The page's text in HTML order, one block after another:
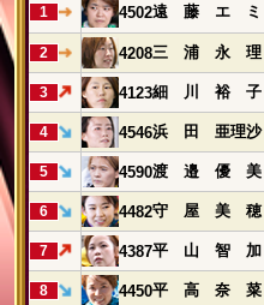
1 4502遠 藤 エ ミ
2 4208三 浦 永 理
3 4123細 川 裕 子
4 4546浜 田 亜理沙
5 4590渡 邉 優 美
6 4482守 屋 美 穂
7 4387平 山 智 加
8 4450平 高 奈 菜